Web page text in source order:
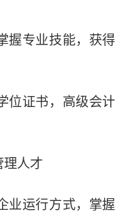
握专业技能，获得
位证书，高级会计
人才
业运行方式，掌握